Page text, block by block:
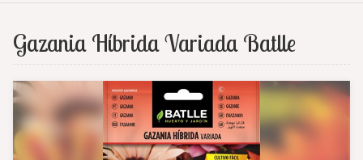
Gazania Híbrida Variada Batlle